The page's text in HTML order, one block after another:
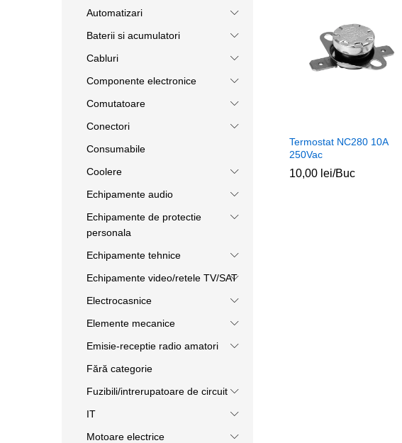
Termostat NC280 10A
250Vac
10,00 lei/Buc
10,00 lei
Automatizari
Baterii si acumulatori
Cabluri
Componente electronice
Comutatoare
Conectori
Consumabile
Coolere
Echipamente audio
Echipamente de protectie
personala
Echipamente tehnice
Echipamente video/retele TV/SAT
Electrocasnice
Elemente mecanice
Emisie-receptie radio amatori
Fără categorie
Fuzibili/intrerupatoare de circuit
IT
Motoare electrice